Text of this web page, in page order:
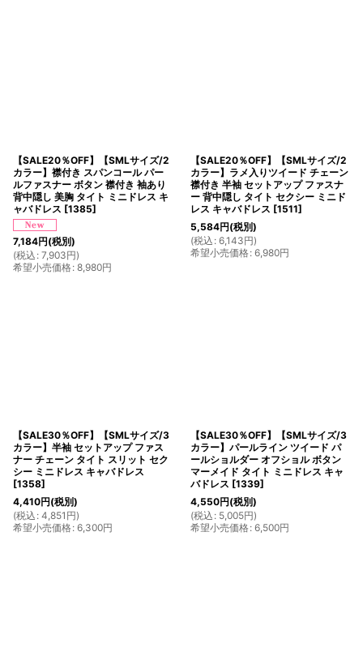
【SALE20％OFF】【SMLサイズ/2
カラー】襟付き スパンコール パー
ルファスナー ボタン 襟付き 袖あり
背中隠し 美胸 タイト ミニドレス キ
ャバドレス [1385]
7,184円(税別)
(税込 : 7,903円)
希望小売価格: 8,980円
【SALE20％OFF】【SMLサイズ/2
カラー】ラメ入りツイード チェーン
襟付き 半袖 セットアップ ファスナ
ー 背中隠し タイト セクシー ミニド
レス キャバドレス [1511]
5,584円(税別)
(税込 : 6,143円)
希望小売価格: 6,980円
【SALE30％OFF】【SMLサイズ/3
カラー】半袖 セットアップ ファス
ナー チェーン タイト スリット セク
シー ミニドレス キャバドレス
[1358]
4,410円(税別)
(税込 : 4,851 円)
希望小売価格: 6,300円
【SALE30％OFF】【SMLサイズ/3
カラー】パールライン ツイード パ
ールショルダー オフショル ボタン
マーメイド タイト ミニドレス キャ
バドレス [1339]
4,550円(税別)
(税込 : 5,005円)
希望小売価格: 6,500円